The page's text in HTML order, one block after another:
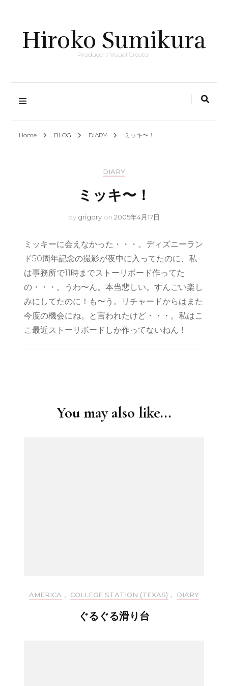
Hiroko Sumikura
Producer / Visual Creator
Home BLOG DIARY ミッキ〜！
DIARY
ミッキ〜！
by grigory on 2005年4月17日
ミッキーに会えなかった・・・。ディズニーラン
ド50周年記念の撮影が夜中に入ってたのに、私
は事務所で11時までストーリボード作ってた
の・・・。うわ〜ん。本当悲しい。すんごい楽し
みにしてたのに！も〜う。リチャードからはまた
今度の機会にね。と言われたけど・・・。私はこ
こ最近ストーリボードしか作ってないねん！
You may also like...
AMERICA , COLLEGE STATION (TEXAS) , DIARY
ぐるぐる滑り台